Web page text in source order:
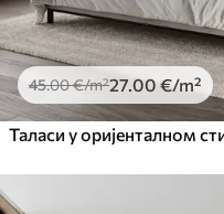
45.00€/m²27 .00 €/m²
Таласи у оријенталном